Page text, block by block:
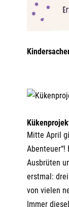
Mitte April
Abenteuer“!
Ausbrüten
erstmal:
von vielen
Immer